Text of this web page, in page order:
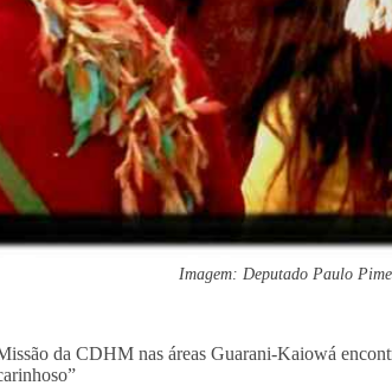
Imagem: Deputado Paulo
da CDHM nas áreas Guarani-Kaiowá